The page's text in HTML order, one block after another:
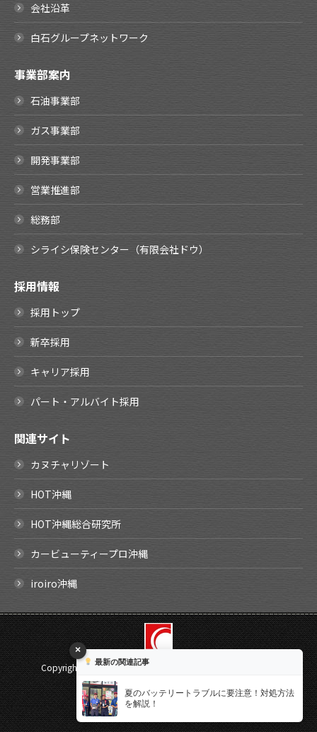
会社沿革
白石グループネットワーク
事業部案内
石油事業部
ガス事業部
開発事業部
営業推進部
総務部
シライシ保険センター（有限会社ドウ）
採用情報
採用トップ
新卒採用
キャリア採用
パート・アルバイト採用
関連サイト
カヌチャリゾート
HOT沖縄
HOT沖縄総合研究所
カービューティープロ沖縄
iroiro沖縄
Copyright © 2026 SHIRAISHI Corporation. All rights reserved.
Select Language
▼
×
最新の関連記事
夏のバッテリートラブルに要注意！対処方法
を解説！